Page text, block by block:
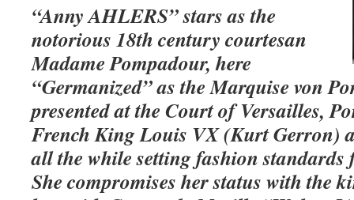
“Anny AHLERS” stars as the
notorious 18th century courtesan
Madame Pompadour, here
“Germanized” as the Marquise von
presented at the Court of Versailles,
French King Louis VX (Kurt Gerron)
all the while setting fashion
She compromises her status with the